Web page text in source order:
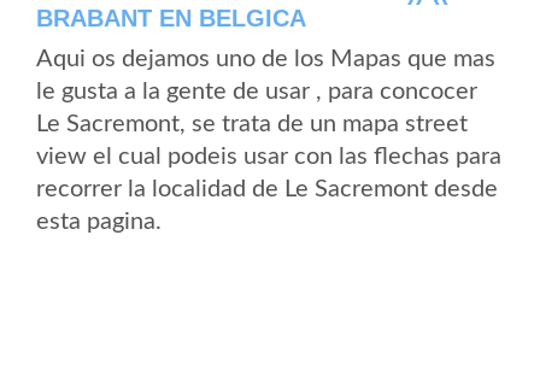
BRABANT EN BELGICA
Aqui os dejamos uno de los Mapas que mas
le gusta a la gente de usar , para concocer
Le Sacremont, se trata de un mapa street
view el cual podeis usar con las flechas para
recorrer la localidad de Le Sacremont desde
esta pagina.